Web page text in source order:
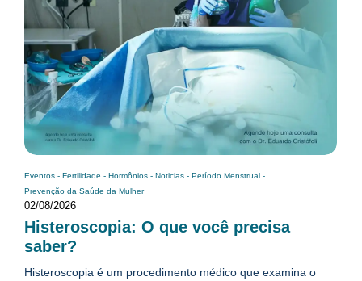
Eventos - Fertilidade - Hormônios - Noticias - Período Menstrual -
Prevenção da Saúde da Mulher
02/08/2026
Histeroscopia: O que você precisa
saber?
Histeroscopia é um procedimento médico que examina o